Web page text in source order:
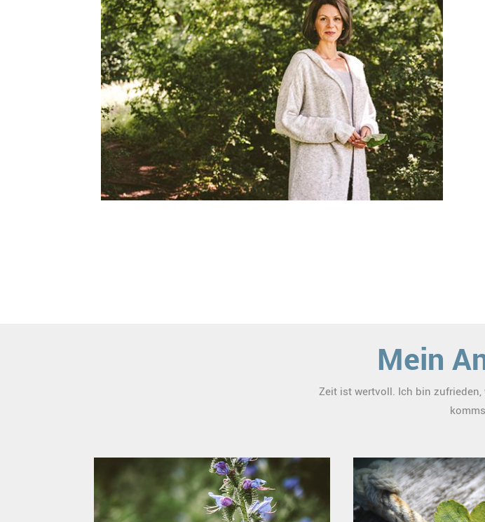
Mein
Zeit ist wertvoll. Ich bin